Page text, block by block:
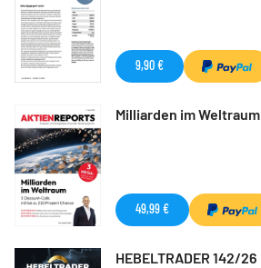
9,90 €
Milliarden im Weltraum
49,99 €
HEBELTRADER 142/26